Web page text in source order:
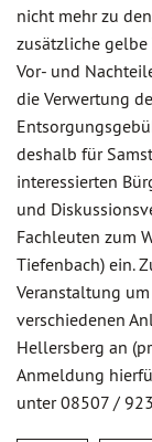
nicht mehr zu
zusätzliche gelbe
Vor- und
die Verwertung
deshalb für
interessierten
und
Fachleuten zum
Tiefenbach) ein.
Veranstaltung
verschiedenen
Hellersberg an
Anmeldung
unter 08507 /